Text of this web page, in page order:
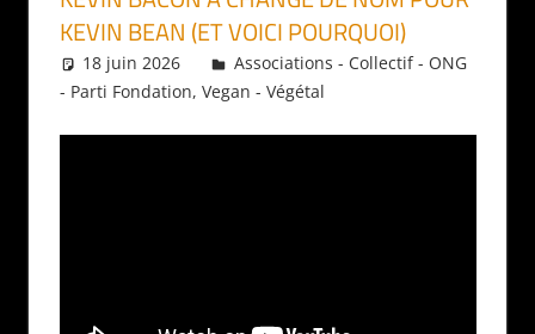
KEVIN BEAN (ET VOICI POURQUOI)
18 juin 2026 Daniel
Associations - Collectif - ONG
- Parti Fondation, Vegan - Végétal